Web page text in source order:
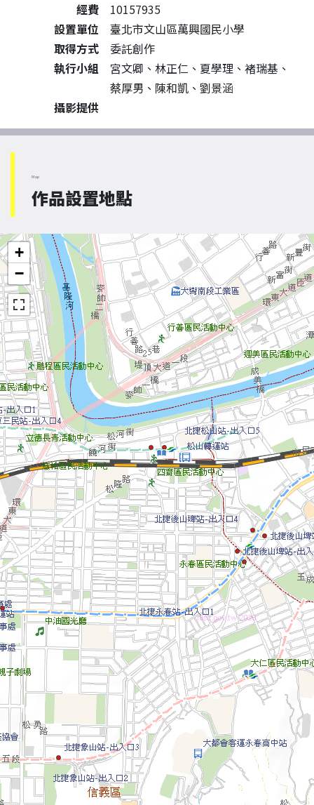
經費
10157935
設置單位
臺北市文山區萬興國民小學
取得方式
委託創作
執行小組
宮文卿、林正仁、夏學理、褚瑞基、
蔡厚男、陳和凱、劉景涵
攝影提供
Map
作品設置地點
+
−